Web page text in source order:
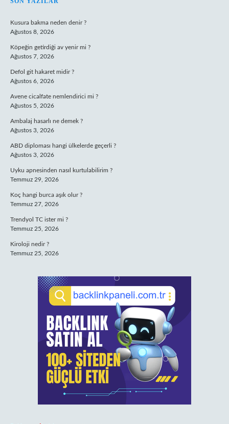
SIDEBAR
Kusura bakma neden denir ?
Ağustos 8, 2026
Köpeğin getirdiği av yenir mi ?
Ağustos 7, 2026
Defol git hakaret midir ?
Ağustos 6, 2026
Avene cicalfate nemlendirici mi ?
Ağustos 5, 2026
Ambalaj hasarlı ne demek ?
Ağustos 3, 2026
ABD diploması hangi ülkelerde geçerli ?
Ağustos 3, 2026
Uyku apnesinden nasıl kurtulabilirim ?
Temmuz 29, 2026
Koç hangi burca aşık olur ?
Temmuz 27, 2026
Trendyol TC ister mi ?
Temmuz 25, 2026
Kiroloji nedir ?
Temmuz 25, 2026